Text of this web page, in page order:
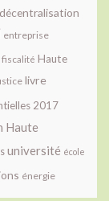
décentralisation
entreprise
fiscalité Haute
livre
2017
Haute
université école
énergie